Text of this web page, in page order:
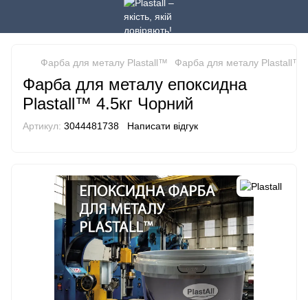
Фарба для металу Plastall™ Фарба для металу Plastall™
Фарба для металу епоксидна
Plastall™ 4.5кг Чорний
Артикул: 3044481738 Написати відгук